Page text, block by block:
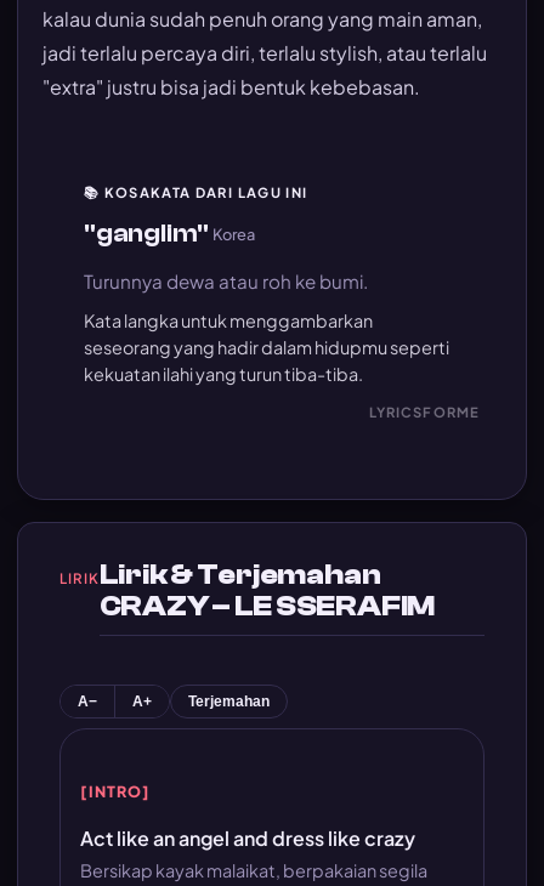
kalau dunia sudah penuh orang yang main aman,
jadi terlalu percaya diri, terlalu stylish, atau terlalu
"extra" justru bisa jadi bentuk kebebasan.
📚 KOSAKATA DARI LAGU INI
"ganglim" Korea
Turunnya dewa atau roh ke bumi.
Kata langka untuk menggambarkan
seseorang yang hadir dalam hidupmu seperti
kekuatan ilahi yang turun tiba-tiba.
LYRICSFORME
LIRIKLirik & Terjemahan
CRAZY – LE SSERAFIM
A− A+ Terjemahan
[INTRO]
Act like an angel and dress like crazy
Bersikap kayak malaikat, berpakaian segila